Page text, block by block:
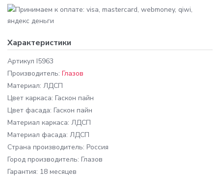
Характеристики
Артикул I5963
Производитель: Глазов
Материал: ЛДСП
Цвет каркаса: Гаскон пайн
Цвет фасада: Гаскон пайн
Материал каркаса: ЛДСП
Материал фасада: ЛДСП
Cтрана производитель: Россия
Город производитель: Глазов
Гарантия: 18 месяцев